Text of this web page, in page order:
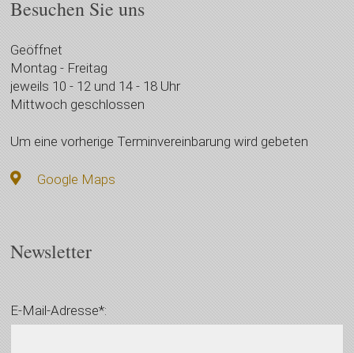
Besuchen Sie uns
Geöffnet
Montag - Freitag
jeweils 10 - 12 und 14 - 18 Uhr
Mittwoch geschlossen
Um eine vorherige Terminvereinbarung wird gebeten
Google Maps
Newsletter
E-Mail-Adresse*: